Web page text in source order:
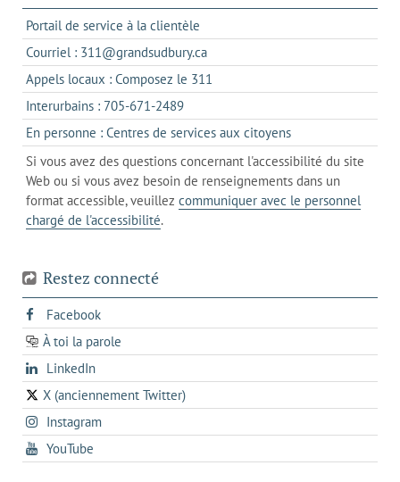
Portail de service à la clientèle
dans
un
nouvel
Courriel : 311@grandsudbury.cas'ouvre
dans
votre
de
messagerie
Appels locaux : Composez le 311
dans
un
client
de
votre
téléphone
Interurbains : 705-671-2489s'ouvre
dans
un
client
de
votre
En personne : Centres de services aux citoyenss'ouvre
dans
l'onglet
actuel
Si vous avez des questions concernant l'accessibilité du site
Web ou si vous avez besoin de renseignements dans un
format accessible, veuillez communiquer avec le personnel
chargé de l'accessibilité.
Restez connecté
Facebooks'ouvre
dans
un
onglet
À toi la parole
opens
in
a
new
tab
LinkedInopens
in
a
new
X (anciennement Twitter)
s'ouvre
dans
un
nouvel
Instagrams'ouvre
dans
un
YouTube
dans